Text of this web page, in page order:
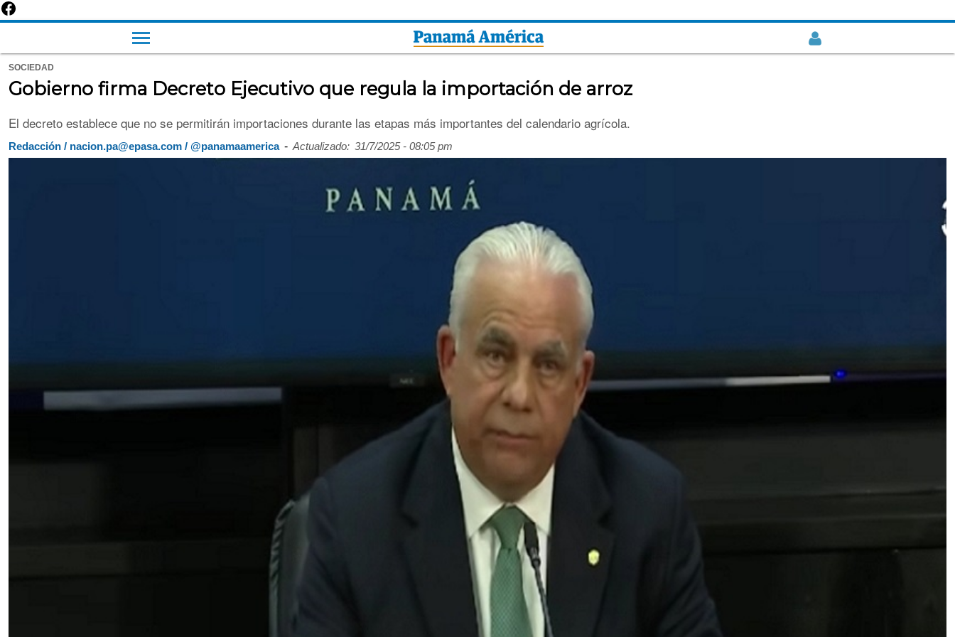
SOCIEDAD
Gobierno firma Decreto Ejecutivo que regula la importación de arroz
El decreto establece que no se permitirán importaciones durante las etapas más importantes del calendario agrícola.
Redacción / nacion.pa@epasa.com / @panamaamerica - Actualizado: 31/7/2025 - 08:05 pm